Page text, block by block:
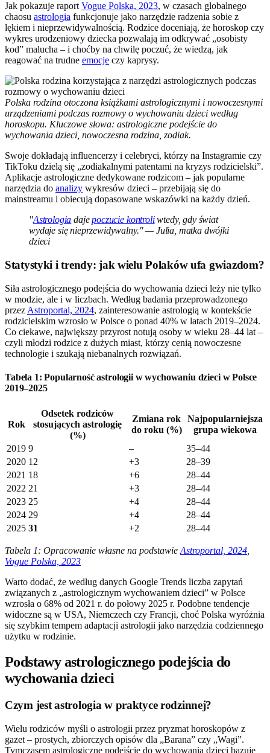
Jak pokazuje raport Vogue Polska, 2023, w czasach globalnego
chaosu astrologia funkcjonuje jako narzędzie radzenia sobie z
lękiem i nieprzewidywalnością. Rodzice doceniają, że horoskop czy
wykres urodzeniowy dziecka pozwalają im odkrywać „osobisty
kod” malucha – i choćby na chwilę poczuć, że wiedzą, jak
reagować na trudne emocje czy kaprysy.
Polska rodzina otoczona książkami astrologicznymi i nowoczesnymi
urządzeniami podczas rozmowy o wychowaniu dzieci według
horoskopu. Kluczowe słowa: astrologiczne podejście do
wychowania dzieci, nowoczesna rodzina, zodiak.
Swoje dokładają influencerzy i celebryci, którzy na Instagramie czy
TikToku dzielą się „zodiakalnymi patentami na kryzys rodzicielski”.
Aplikacje astrologiczne dedykowane rodzicom – jak popularne
narzędzia do analizy wykresów dzieci – przebijają się do
mainstreamu i obiecują dopasowane wskazówki na każdy dzień.
"Astrologia dajepoczucie kontroliwtedy, gdy świat
wydaje się nieprzewidywalny." — Julia, matka dwójki
dzieci
Statystyki i trendy: jak wielu Polaków ufa gwiazdom?
Siła astrologicznego podejścia do wychowania dzieci leży nie tylko
w modzie, ale i w liczbach. Według badania przeprowadzonego
przez Astroportal, 2024, zainteresowanie astrologią w kontekście
rodzicielskim wzrosło w Polsce o ponad 40% w latach 2019–2024.
Co ciekawe, największy przyrost notują osoby w wieku 28–44 lat –
czyli młodzi rodzice z dużych miast, którzy cenią nowoczesne
technologie i szukają niebanalnych rozwiązań.
Tabela 1: Popularność astrologii w wychowaniu dzieci w Polsce
2019–2025
Rok
Odsetek rodziców
stosujących astrologię
(%)
Zmiana rok
do roku (%)
Najpopularniejsza
grupa wiekowa
2019 9 –
35–44
2020 12 +3
28–39
2021 18 +6
28–44
2022 21 +3
28–44
2023 25 +4
28–44
2024 29 +4
28–44
2025 31 +2 28–44
Tabela 1: Opracowanie własne na podstawie Astroportal, 2024
Vogue Polska, 2023
Warto dodać, że według danych Google Trends liczba zapytań
związanych z „astrologicznym wychowaniem dzieci” w Polsce
wzrosła o 68% od 2021 r. do połowy 2025 r. Podobne tendencje
widoczne są w USA, Niemczech czy Francji, choć Polska wyróżnia
się szybkim tempem adaptacji astrologii jako narzędzia codziennego
użytku w rodzinie.
Podstawy astrologicznego podejścia do
wychowania dzieci
Czym jest astrologia w praktyce rodzinnej?
Wielu rodziców myśli o astrologii przez pryzmat horoskopów z
gazet – prostych, zbiorczych opisów dla „Barana” czy „Wagi”.
Tymczasem astrologiczne podejście do wychowania dzieci bazuje